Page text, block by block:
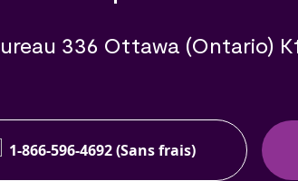
336 Ottawa (Ontario)
1-866-596-4692 (Sans frais)